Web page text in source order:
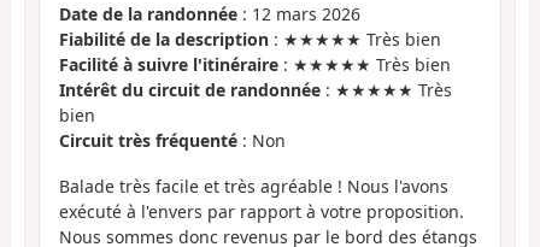
Date de la randonnée : 12 mars 2026
Fiabilité de la description : ★★★★★ Très bien
Facilité à suivre l'itinéraire : ★★★★★ Très bien
Intérêt du circuit de randonnée : ★★★★★ Très
bien
Circuit très fréquenté : Non
Balade très facile et très agréable ! Nous l'avons
exécuté à l'envers par rapport à votre proposition.
Nous sommes donc revenus par le bord des étangs